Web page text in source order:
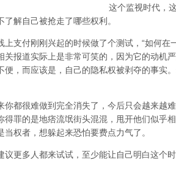
这个监视时代，
了解自己被抢走了哪些权利。
上支付刚刚兴起的时候做了个测试，“如何在
关报道实际上是非常可笑的，因为它的动
便，而应该是，自己的隐私权被剥夺的事实
你都很难做到完全消失了，今后只会越来越难
得罪的是地痞流氓街头混混，甩开他们似乎
当权者，想躲起来恐怕要费点力气了。
议更多人都来试试，至少能让自己明白这个